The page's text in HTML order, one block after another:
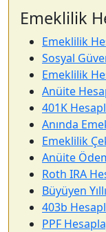
Emeklilik
Emeklilik
Sosyal
Emeklilik
Anüite
401K
Anında
Emeklilik
Anüite
Roth IRA
Büyüyen
403b
PPF